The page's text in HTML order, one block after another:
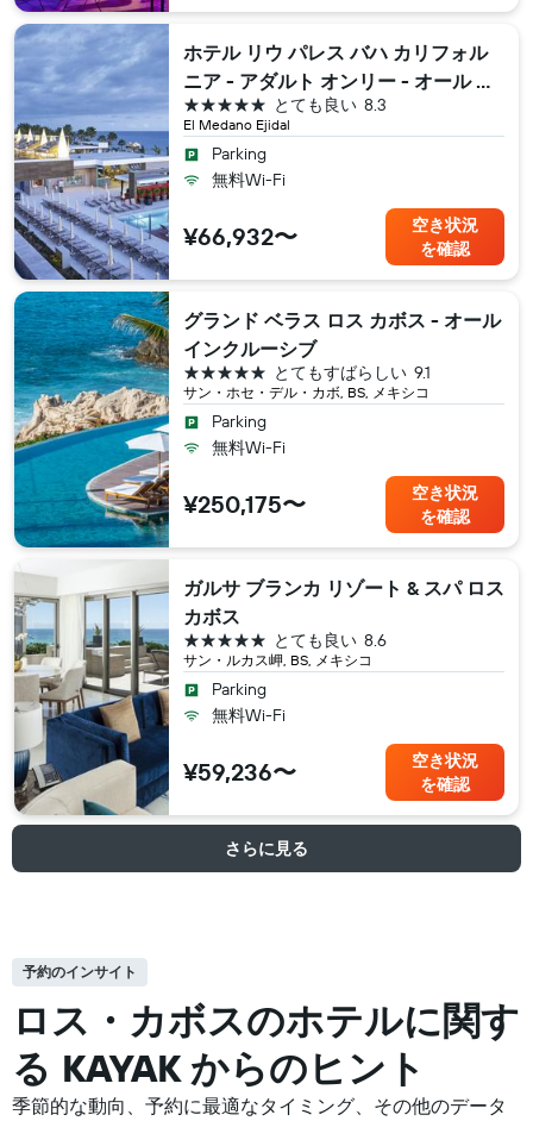
ホテル リウ パレス バハ カリフォル
ニア - アダルト オンリー - オール イ
ンクルーシブ
El Medano Ejidal
8.3
とても良い
5つ星
Parking
無料Wi-Fi
¥66,932〜
空き状況
を確認
グランド ベラス ロス カボス - オール
インクルーシブ
サン・ホセ・デル・カボ, BS, メキシコ
9.1
とてもすばらしい
5つ星
Parking
無料Wi-Fi
¥250,175〜
空き状況
を確認
ガルサ ブランカ リゾート & スパ ロス
カボス
サン・ルカス岬, BS, メキシコ
8.6
とても良い
5つ星
Parking
無料Wi-Fi
¥59,236〜
空き状況
を確認
さらに見る
予約のインサイト
ロス・カボスの​ホテルに関す
る KAYAK からのヒント
季節的な動向、予約に最適なタイミング、その他のデータ